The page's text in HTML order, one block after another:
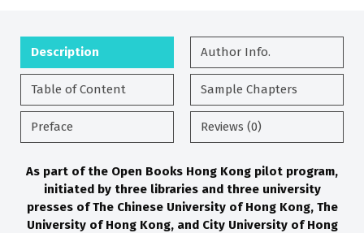
Description Author Info.
Table of Content Sample Chapters
Preface Reviews (0)
As part of the Open Books Hong Kong pilot program,
initiated by three libraries and three university
presses of The Chinese University of Hong Kong, The
University of Hong Kong, and City University of Hong